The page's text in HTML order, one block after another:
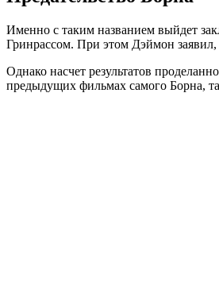
Именно с таким названием выйдет
Гринрассом. При этом Дэймон заявил,
Однако насчет результатов
предыдущих фильмах самого Борна,